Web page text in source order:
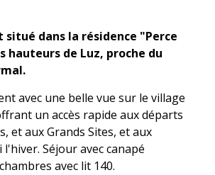
dans la résidence "Perce
hauteurs de Luz, proche du
avec une belle vue sur le village
un accès rapide aux départs
et aux Grands Sites, et aux
Séjour avec canapé
avec lit 140.